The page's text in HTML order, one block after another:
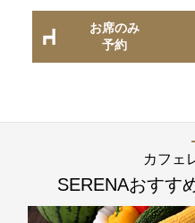
お席のみ
予約
カフェ
SERENAおすす